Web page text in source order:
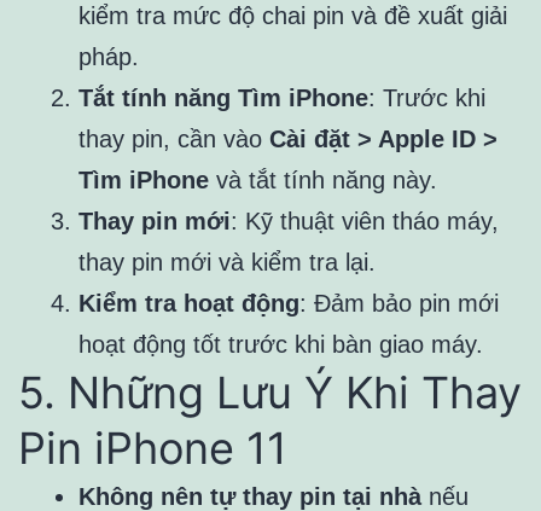
kiểm tra mức độ chai pin và đề xuất giải
pháp.
Tắt tính năng Tìm iPhone: Trước khi
thay pin, cần vào Cài đặt > Apple ID >
Tìm iPhone và tắt tính năng này.
Thay pin mới: Kỹ thuật viên tháo máy,
thay pin mới và kiểm tra lại.
Kiểm tra hoạt động: Đảm bảo pin mới
hoạt động tốt trước khi bàn giao máy.
5. Những Lưu Ý Khi Thay
Pin iPhone 11
Không nên tự thay pin tại nhànếu